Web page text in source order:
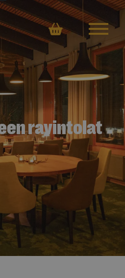
ravintolat